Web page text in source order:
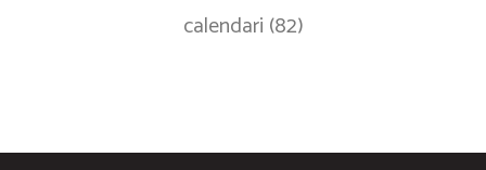
calendari (82)